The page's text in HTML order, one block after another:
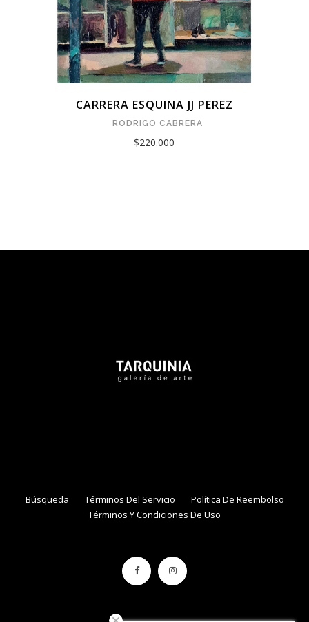
CARRERA ESQUINA JJ PEREZ
RODRIGO CABRERA
$220.000
Búsqueda Términos Del Servicio
Política De Reembolso
Términos Y Condiciones De Uso